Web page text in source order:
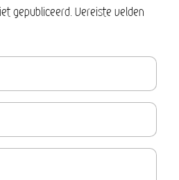
gepubliceerd. Vereiste velden